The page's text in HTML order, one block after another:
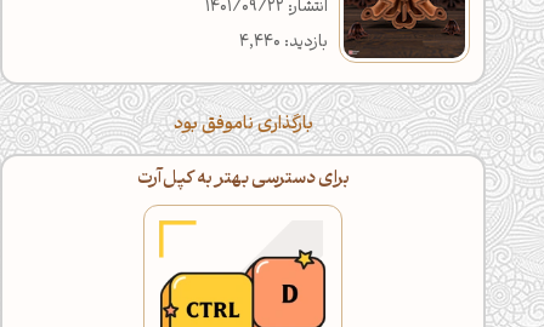
انتشار: 1401/09/22
بازدید: 4,440
بارگذاری ناموفق بود
برای دسترسی بهتر به کپل‌آرت